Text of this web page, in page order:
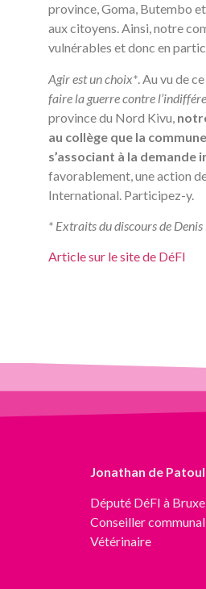
province, Goma, Butembo
aux citoyens. Ainsi, notre
vulnérables et donc en
Agir est un choix* . Au vu de
faire la guerre contre
province du Nord Kivu,
au collège que la
s’associant à la
favorablement, une action
International. Participez-y.
* Extraits du discours de
Article sur le site de DéFI
Jonathan de Patoul
Député DéFI à
Conseiller
Vétérinaire